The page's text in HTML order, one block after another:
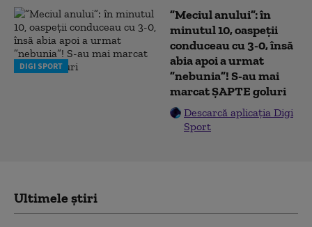
DIGI SPORT
”Meciul anului”: în
minutul 10, oaspeții
conduceau cu 3-0, însă
abia apoi a urmat
”nebunia”! S-au mai
marcat ȘAPTE goluri
Descarcă aplicația Digi
Sport
Ultimele știri